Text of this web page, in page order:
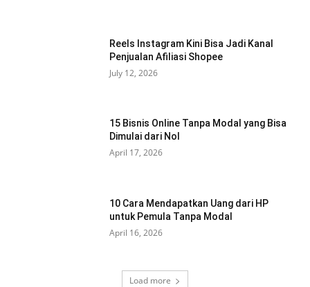
Reels Instagram Kini Bisa Jadi Kanal
Penjualan Afiliasi Shopee
July 12, 2026
15 Bisnis Online Tanpa Modal yang Bisa
Dimulai dari Nol
April 17, 2026
10 Cara Mendapatkan Uang dari HP
untuk Pemula Tanpa Modal
April 16, 2026
Load more